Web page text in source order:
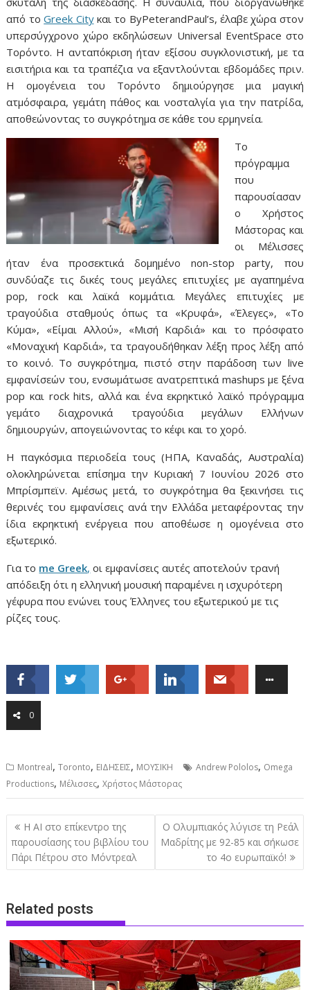
από τοGreek Cityκαι το ByPeterandPaul’s, έλαβε χώρα στον
υπερσύγχρονο χώρο εκδηλώσεων Universal EventSpace στο
Τορόντο. Η ανταπόκριση ήταν εξίσου συγκλονιστική, με τα
εισιτήρια και τα τραπέζια να εξαντλούνται εβδομάδες πριν.
Η ομογένεια του Τορόντο δημιούργησε μια μαγική
ατμόσφαιρα, γεμάτη πάθος και νοσταλγία για την πατρίδα,
αποθεώνοντας το συγκρότημα σε κάθε του ερμηνεία.
Το
πρόγραμμα
που
παρουσίασαν
ο Χρήστος
Μάστορας και
οι Μέλισσες
ήταν ένα προσεκτικά δομημένο non-stop party, που
συνδύαζε τις δικές τους μεγάλες επιτυχίες με αγαπημένα
pop, rock και λαϊκά κομμάτια. Μεγάλες επιτυχίες με
τραγούδια σταθμούς όπως τα «Κρυφά», «Έλεγες», «Το
Κύμα», «Είμαι Αλλού», «Μισή Καρδιά» και το πρόσφατο
«Μοναχική Καρδιά», τα τραγουδήθηκαν λέξη προς λέξη από
το κοινό. Το συγκρότημα, πιστό στην παράδοση των live
εμφανίσεών του, ενσωμάτωσε ανατρεπτικά mashups με ξένα
pop και rock hits, αλλά και ένα εκρηκτικό λαϊκό πρόγραμμα
γεμάτο διαχρονικά τραγούδια μεγάλων Ελλήνων
δημιουργών, απογειώνοντας το κέφι και το χορό.
Η παγκόσμια περιοδεία τους (ΗΠΑ, Καναδάς, Αυστραλία)
ολοκληρώνεται επίσημα την Κυριακή 7 Ιουνίου 2026 στο
Μπρίσμπεϊν. Αμέσως μετά, το συγκρότημα θα ξεκινήσει τις
θερινές του εμφανίσεις ανά την Ελλάδα μεταφέροντας την
ίδια εκρηκτική ενέργεια που αποθέωσε η ομογένεια στο
εξωτερικό.
Για το me Greek, οι εμφανίσεις αυτές αποτελούν τρανή
απόδειξη ότι η ελληνική μουσική παραμένει η ισχυρότερη
γέφυρα που ενώνει τους Έλληνες του εξωτερικού με τις
ρίζες τους.
0
Montreal,Toronto, ΕΙΔΗΣΕΙΣ, ΜΟΥΣΙΚΗ Andrew Pololos, Omega
Productions, Μέλισσες,Χρήστος Μάστορας
Post
navigation
Η ΑΙ στο επίκεντρο της
παρουσίασης του βιβλίου του
Πάρι Πέτρου στο Μόντρεαλ
Ο Ολυμπιακός λύγισε τη Ρεάλ
Μαδρίτης με 92-85 και σήκωσε
το 4ο ευρωπαϊκό!
Related posts